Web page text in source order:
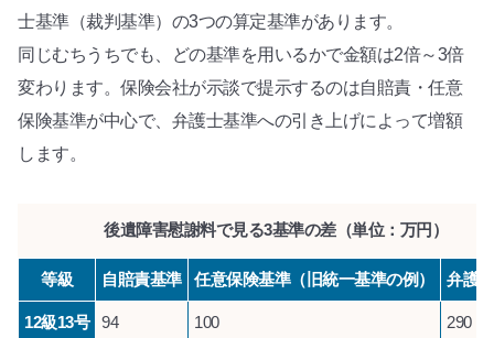
士基準（裁判基準）の3つの算定基準があります。
同じむちうちでも、どの基準を用いるかで金額は2倍～3倍
変わります。保険会社が示談で提示するのは自賠責・任意
保険基準が中心で、弁護士基準への引き上げによって増額
します。
後遺障害慰謝料で見る3基準の差（単位：万円）
等級 自賠責基準 任意保険基準（旧統一基準の例） 弁護
12級13号 94 100 290